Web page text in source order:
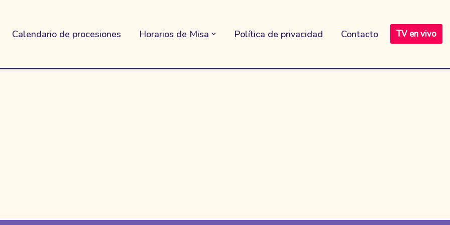
Calendario de procesiones Horarios de Misa Política de privacidad Contacto TV en vivo